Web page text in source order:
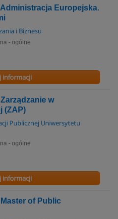
Europejska.
i Biznesu
- ogólne
informacji
w
(ZAP)
Publicznej Uniwersytetu
- ogólne
informacji
of Public